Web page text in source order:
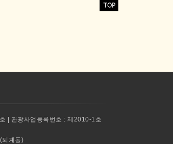
| 관광사업등록번호 : 제2010-1호
퇴계동)